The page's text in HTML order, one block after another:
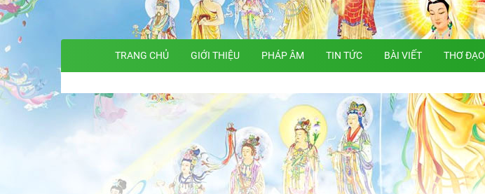
TRANG CHỦ GIỚI THIỆU PHÁP ÂM TIN TỨC BÀI VIẾT THƠ ĐẠO